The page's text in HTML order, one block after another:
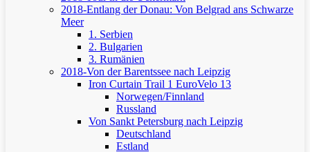
2018-Entlang der Donau: Von Belgrad ans Schwarze
Meer
1. Serbien
2. Bulgarien
3. Rumänien
2018-Von der Barentssee nach Leipzig
Iron Curtain Trail 1 EuroVelo 13
Norwegen/Finnland
Russland
Von Sankt Petersburg nach Leipzig
Deutschland
Estland